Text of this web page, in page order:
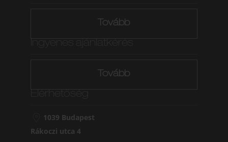
Tovább
Tovább
1039 Budapest
Rákoczi utca 4